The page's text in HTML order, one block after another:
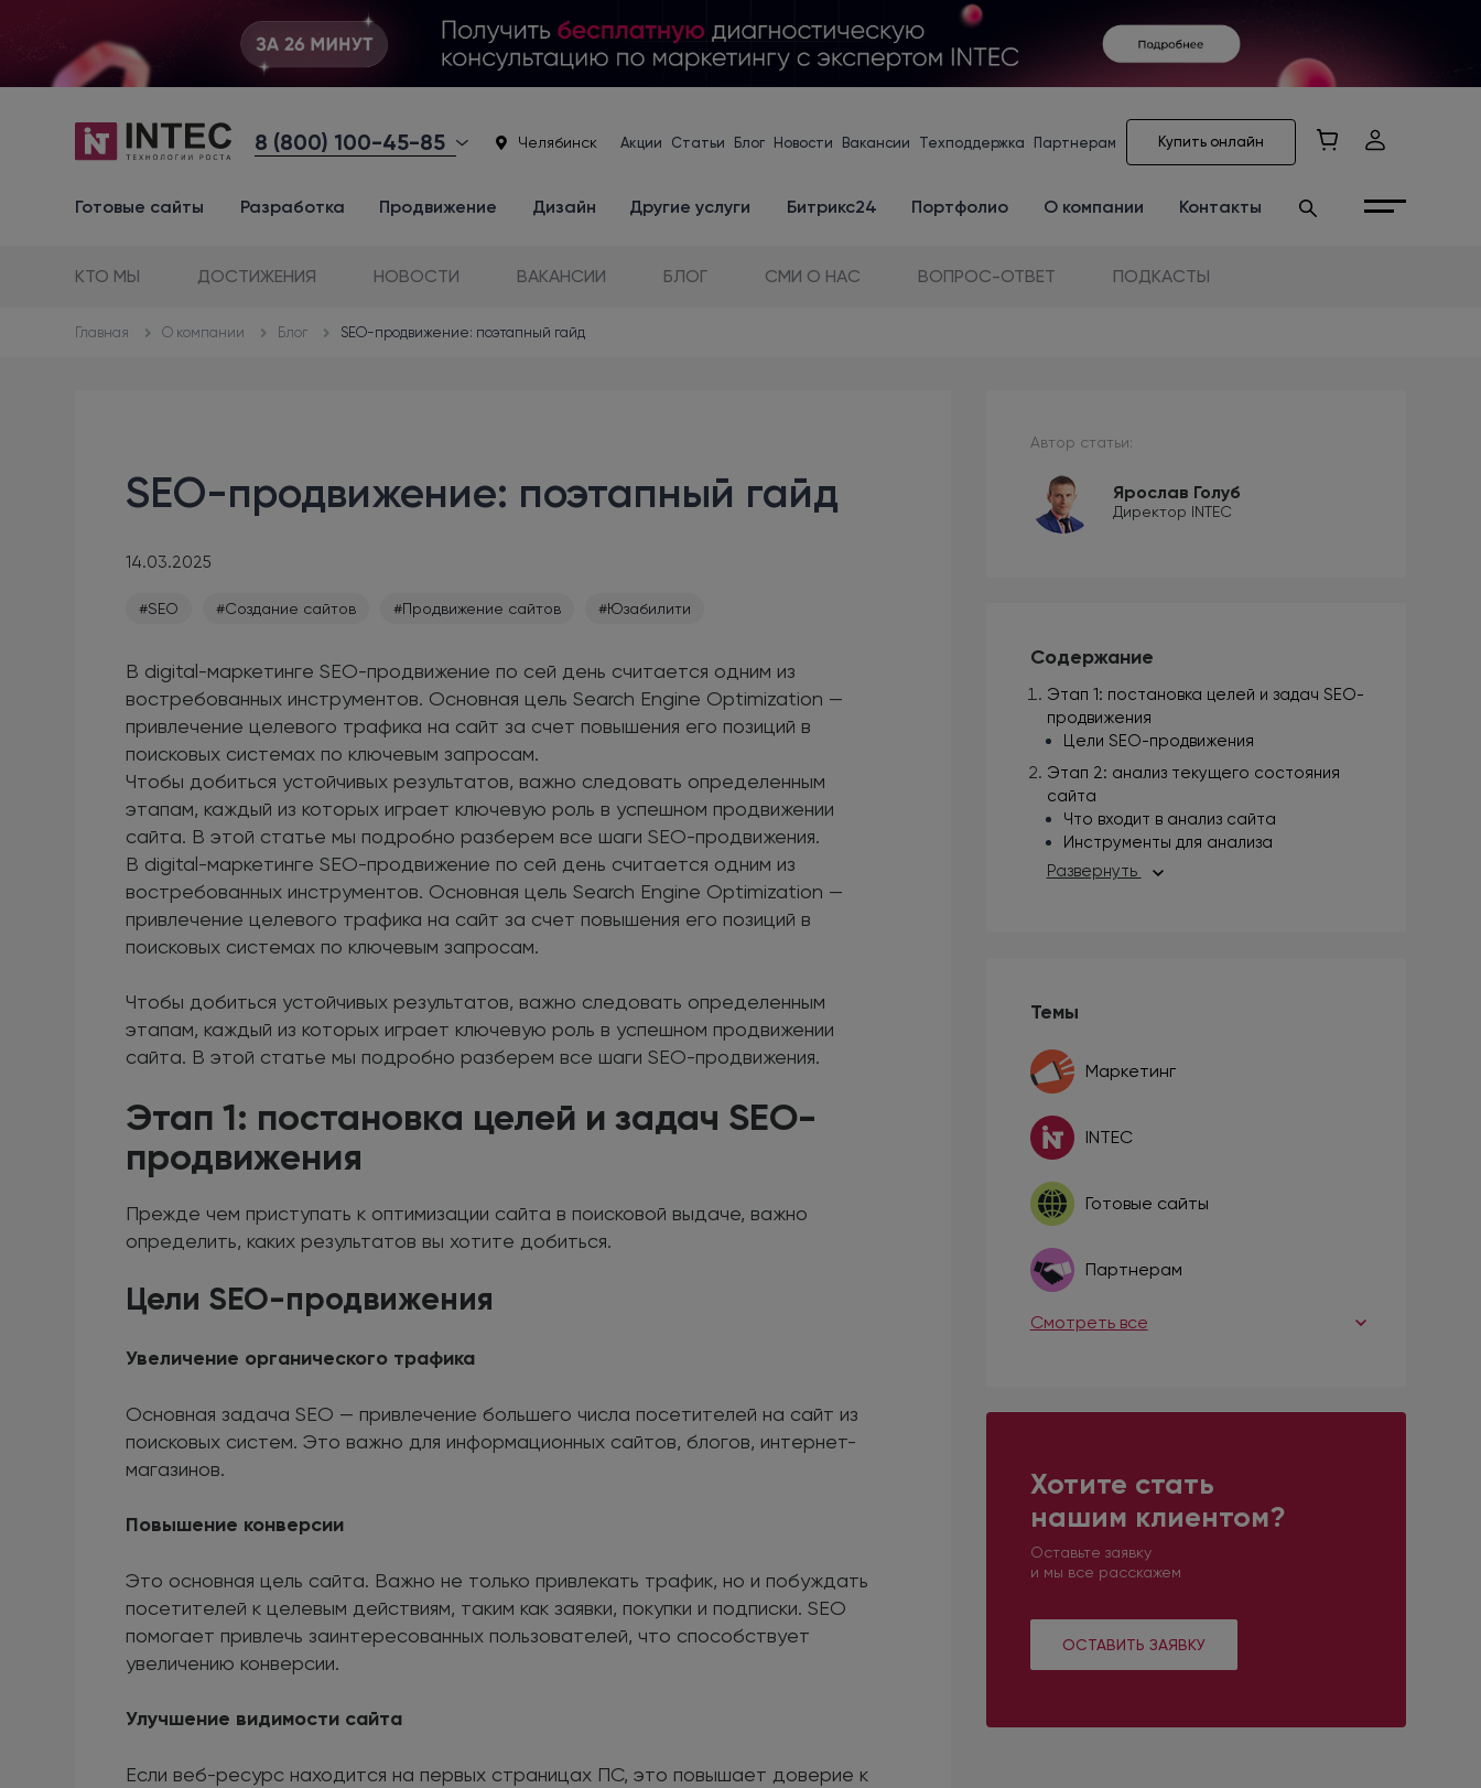
8 (800) 100-45-85 Челябинск Акции Статьи Блог Новости Вакансии Техподдержка Партнерам Купить онлайн
Готовые сайты Разработка Продвижение Дизайн Другие услуги Битрикс24 Портфолио О компании Контакты
КТО МЫ ДОСТИЖЕНИЯ НОВОСТИ ВАКАНСИИ БЛОГ СМИ О НАС ВОПРОС-ОТВЕТ ПОДКАСТЫ
Главная О компании Блог SEO-продвижение: поэтапный гайд
Автор статьи:
Ярослав Голуб
Директор INTEC
Содержание
Этап 1: постановка целей и задач SEO-
продвижения
Цели SEO-продвижения
Этап 2: анализ текущего состояния
сайта
Что входит в анализ сайта
Инструменты для анализа
Развернуть
Темы
Маркетинг
INTEC
Готовые сайты
Партнерам
Смотреть все
Хотите стать
нашим клиентом?
Оставьте заявку
и мы все расскажем
ОСТАВИТЬ ЗАЯВКУ
SEO-продвижение: поэтапный гайд
14.03.2025
#SEO #Создание сайтов #Продвижение сайтов #Юзабилити
В digital-маркетинге SEO-продвижение по сей день считается одним из
востребованных инструментов. Основная цель Search Engine Optimization —
привлечение целевого трафика на сайт за счет повышения его позиций в
поисковых системах по ключевым запросам.
Чтобы добиться устойчивых результатов, важно следовать определенным
этапам, каждый из которых играет ключевую роль в успешном продвижении
сайта. В этой статье мы подробно разберем все шаги SEO-продвижения.
В digital-маркетинге SEO-продвижение по сей день считается одним из
востребованных инструментов. Основная цель Search Engine Optimization —
привлечение целевого трафика на сайт за счет повышения его позиций в
поисковых системах по ключевым запросам.
Чтобы добиться устойчивых результатов, важно следовать определенным
этапам, каждый из которых играет ключевую роль в успешном продвижении
сайта. В этой статье мы подробно разберем все шаги SEO-продвижения.
Этап 1: постановка целей и задач SEO-
продвижения
Прежде чем приступать к оптимизации сайта в поисковой выдаче, важно
определить, каких результатов вы хотите добиться.
Цели SEO-продвижения
Увеличение органического трафика
Основная задача SEO — привлечение большего числа посетителей на сайт из
поисковых систем. Это важно для информационных сайтов, блогов, интернет-
магазинов.
Повышение конверсии
Это основная цель сайта. Важно не только привлекать трафик, но и побуждать
посетителей к целевым действиям, таким как заявки, покупки и подписки. SEO
помогает привлечь заинтересованных пользователей, что способствует
увеличению конверсии.
Улучшение видимости сайта
Если веб-ресурс находится на первых страницах ПС, это повышает доверие к